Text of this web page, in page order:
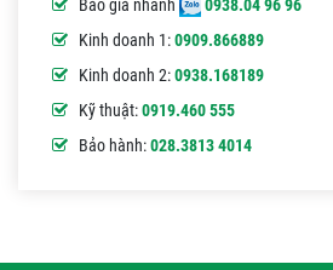
Báo giá nhanh
0938.04 96 96
Kinh doanh 1:0909.866889
Kinh doanh 2:0938.168189
Kỹ thuật:0919.460 555
Bảo hành:028.3813 4014